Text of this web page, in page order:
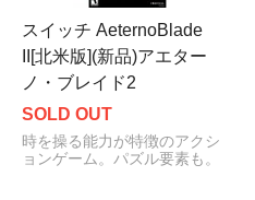
スイッチ AeternoBlade
II[北米版](新品)アエター
ノ・ブレイド2
SOLD OUT
時を操る能力が特徴のアクシ
ョンゲーム。パズル要素も。